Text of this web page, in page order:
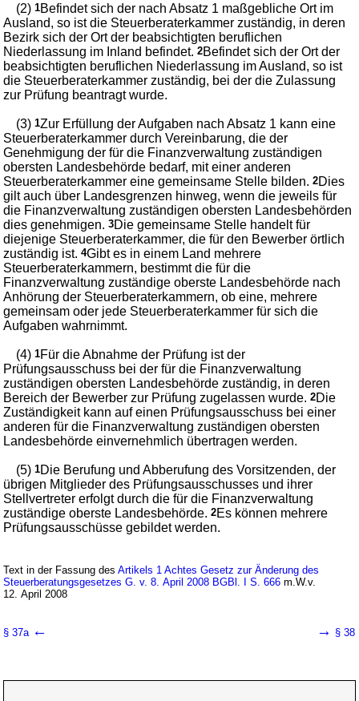
(2)1Befindet sich der nach Absatz 1 maßgebliche Ort im
Ausland, so ist die Steuerberaterkammer zuständig, in deren
Bezirk sich der Ort der beabsichtigten beruflichen
Niederlassung im Inland befindet.2Befindet sich der Ort der
beabsichtigten beruflichen Niederlassung im Ausland, so ist
die Steuerberaterkammer zuständig, bei der die Zulassung
zur Prüfung beantragt wurde.
(3)1Zur Erfüllung der Aufgaben nach Absatz 1 kann eine
Steuerberaterkammer durch Vereinbarung, die der
Genehmigung der für die Finanzverwaltung zuständigen
obersten Landesbehörde bedarf, mit einer anderen
Steuerberaterkammer eine gemeinsame Stelle bilden.2Dies
gilt auch über Landesgrenzen hinweg, wenn die jeweils für
die Finanzverwaltung zuständigen obersten Landesbehörden
dies genehmigen.3Die gemeinsame Stelle handelt für
diejenige Steuerberaterkammer, die für den Bewerber örtlich
zuständig ist.4Gibt es in einem Land mehrere
Steuerberaterkammern, bestimmt die für die
Finanzverwaltung zuständige oberste Landesbehörde nach
Anhörung der Steuerberaterkammern, ob eine, mehrere
gemeinsam oder jede Steuerberaterkammer für sich die
Aufgaben wahrnimmt.
(4)1Für die Abnahme der Prüfung ist der
Prüfungsausschuss bei der für die Finanzverwaltung
zuständigen obersten Landesbehörde zuständig, in deren
Bereich der Bewerber zur Prüfung zugelassen wurde.2Die
Zuständigkeit kann auf einen Prüfungsausschuss bei einer
anderen für die Finanzverwaltung zuständigen obersten
Landesbehörde einvernehmlich übertragen werden.
(5)1Die Berufung und Abberufung des Vorsitzenden, der
übrigen Mitglieder des Prüfungsausschusses und ihrer
Stellvertreter erfolgt durch die für die Finanzverwaltung
zuständige oberste Landesbehörde.2Es können mehrere
Prüfungsausschüsse gebildet werden.
Text in der Fassung desArtikels 1 Achtes Gesetz zur Änderung des
Steuerberatungsgesetzes G. v. 8. April 2008 BGBl. I S. 666 m.W.v.
12. April 2008
§ 37a ← → § 38